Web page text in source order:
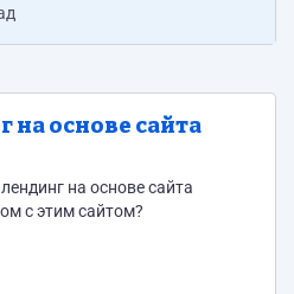
на основе сайта
на основе сайта
с этим сайтом?